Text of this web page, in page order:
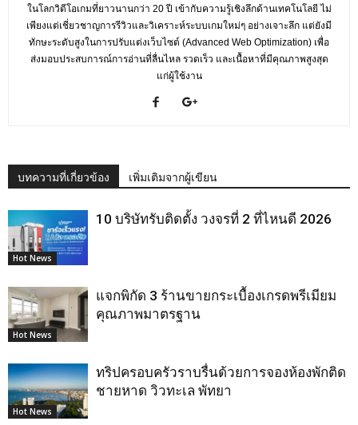
ในโลกวิดีโอเกมที่ยาวนานกว่า 20 ปี เข้ากับความรู้เชิงลึกด้านเทคโนโลยี ไม่
เพียงแต่เชี่ยวชาญการรีวิวและวิเคราะห์ระบบเกมใหม่ๆ อย่างเจาะลึก แต่ยังมี
ทักษะระดับสูงในการปรับแต่งเว็บไซต์ (Advanced Web Optimization) เพื่อ
ส่งมอบประสบการณ์การอ่านที่ลื่นไหล รวดเร็ว และเนื้อหาที่มีคุณภาพสูงสุด
แก่ผู้ใช้งาน
บทความที่เกี่ยวข้อง เพิ่มเติมจากผู้เขียน
Hot News
10 บริษัทรับติดตั้ง วงจรที่ 2 ที่ไหนดี 2026
Hot News
แจกพิกัด 3 ร้านขายกระเบื้องเกรดพรีเมียม
คุณภาพมาตรฐาน
Hot News
ทริปครอบครัวราบรื่นด้วยการจองห้องพักติด
ชายหาด วิวทะเล พัทยา